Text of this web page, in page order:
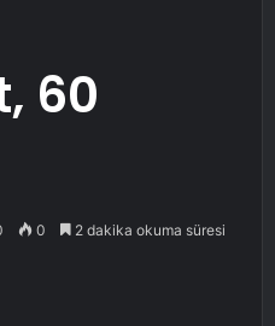
60
0 2 dakika okuma süresi